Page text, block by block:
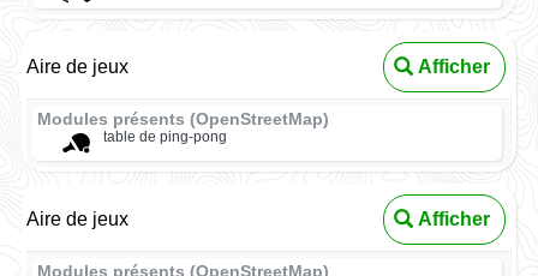
Aire de jeux Afficher
Modules présents (OpenStreetMap)
table de ping-pong
Aire de jeux Afficher
Modules présents (OpenStreetMap)